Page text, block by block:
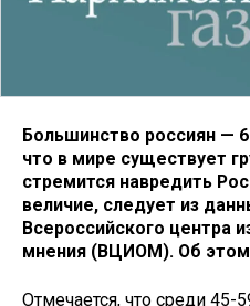
Большинство россиян —
что в мире существует
стремится навредить
величие, следует из
Всероссийского центра
мнения (ВЦИОМ). Об
Отмечается, что среди 45-